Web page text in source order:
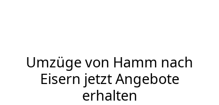
Umzüge von Hamm nach
Eisern jetzt Angebote
erhalten